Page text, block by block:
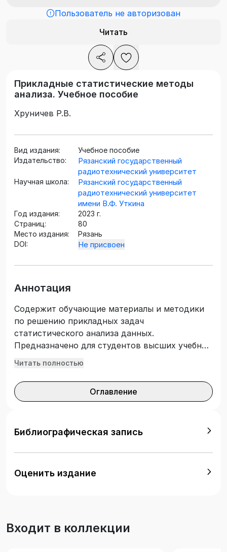
Пользователь не авторизован
Читать
Прикладные статистические методы
анализа. Учебное пособие
Хруничев Р.В.
Вид издания:
Учебное пособие
Издательство:
Рязанский государственный
радиотехнический университет
Научная школа:
Рязанский государственный
радиотехнический университет
имени В.Ф. Уткина
Год издания:
2023 г.
Страниц:
80
Место издания:
Рязань
DOI:
Не присвоен
Аннотация
Содержит обучающие материалы и методики
по решению прикладных задач
статистического анализа данных.
Предназначено для студентов высших учебных
заведений всех форм обучения по
«Компьютерные и информационные науки»
(уровень – бакалавриат), 38.04.00 «Экономика
Читать полностью
Оглавление
Библиографическая запись
Оценить издание
Входит в коллекции